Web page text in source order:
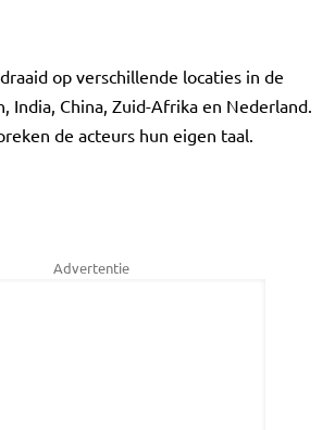
op verschillende locaties in de
India, China, Zuid-Afrika en Nederland.
de acteurs hun eigen taal.
Advertentie